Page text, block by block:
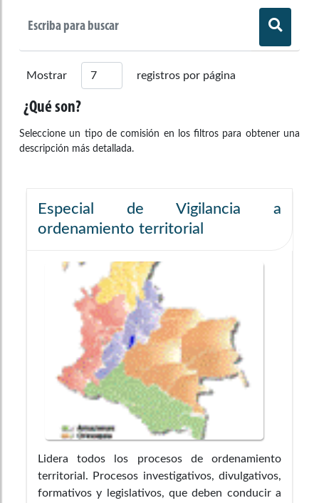
Mostrar registros por página
¿Qué son?
Seleccione un tipo de comisión en los filtros para obtener una
descripción más detallada.
Especial de Vigilancia a
ordenamiento territorial
Lidera todos los procesos de ordenamiento
territorial. Procesos investigativos, divulgativos,
formativos y legislativos, que deben conducir a